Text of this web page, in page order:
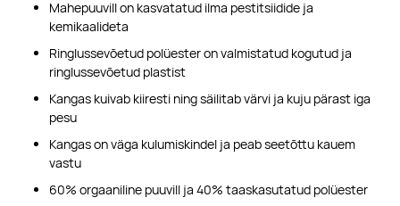
Mahepuuvill on kasvatatud ilma pestitsiidide ja
kemikaalideta
Ringlussevõetud polüester on valmistatud kogutud ja
ringlussevõetud plastist
Kangas kuivab kiiresti ning säilitab värvi ja kuju pärast iga
pesu
Kangas on väga kulumiskindel ja peab seetõttu kauem
vastu
60% orgaaniline puuvill ja 40% taaskasutatud polüester